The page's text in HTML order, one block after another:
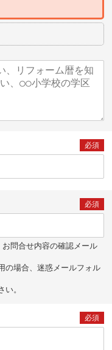
必須
必須
問合せ内容の確認メール
の場合、迷惑メールフォル
。
必須